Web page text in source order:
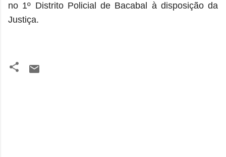
no 1º Distrito Policial de Bacabal à disposição da
Justiça.